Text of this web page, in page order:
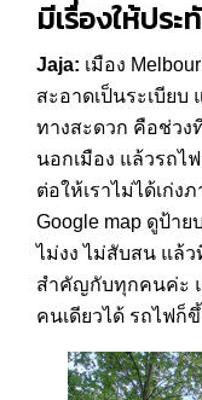
มีเรื่องให้ประ
Jaja: เมือง
สะอาดเป็นระเบียบ
ทางสะดวก คือช่วง
นอกเมือง แล้วรถไ
ต่อให้เราไม่ได้เก่ง
Google map ดูป้า
ไม่งง ไม่สับสน แล้
สำคัญกับทุกคนค่ะ
คนเดียวได้ รถไฟก็